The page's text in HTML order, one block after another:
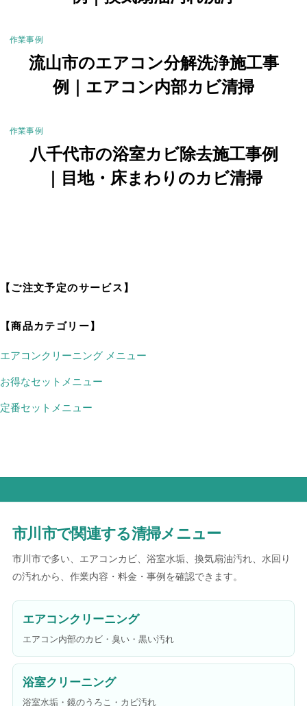
作業事例
流山市のエアコン分解洗浄施工事
例｜エアコン内部カビ清掃
作業事例
八千代市の浴室カビ除去施工事例
｜目地・床まわりのカビ清掃
【ご注文予定のサービス】
【商品カテゴリー】
エアコンクリーニング メニュー
お得なセットメニュー
定番セットメニュー
市川市で関連する清掃メニュー
市川市で多い、エアコンカビ、浴室水垢、換気扇油汚れ、水回り
の汚れから、作業内容・料金・事例を確認できます。
エアコンクリーニング
エアコン内部のカビ・臭い・黒い汚れ
浴室クリーニング
浴室水垢・鏡のうろこ・カビ汚れ